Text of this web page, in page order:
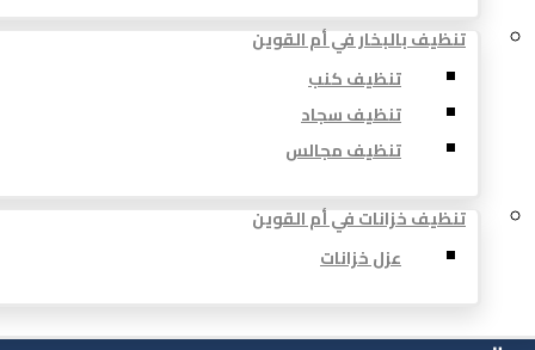
تنظيف بالبخار في أم القوين
تنظيف كنب
تنظيف سجاد
تنظيف مجالس
تنظيف خزانات في أم القوين
عزل خزانات